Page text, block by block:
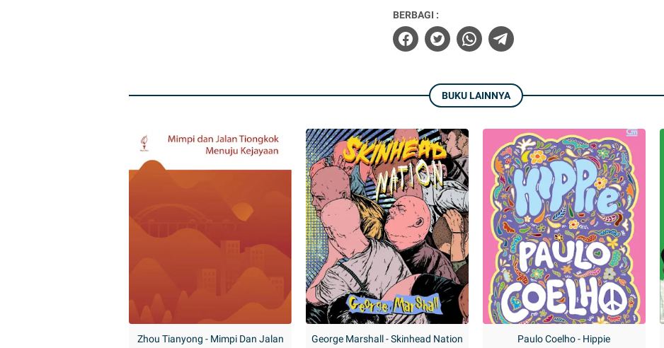
BERBAGI :
BUKU LAINNYA
Zhou Tianyong - Mimpi Dan Jalan
George Marshall - Skinhead Nation Paulo Coelho - Hippie